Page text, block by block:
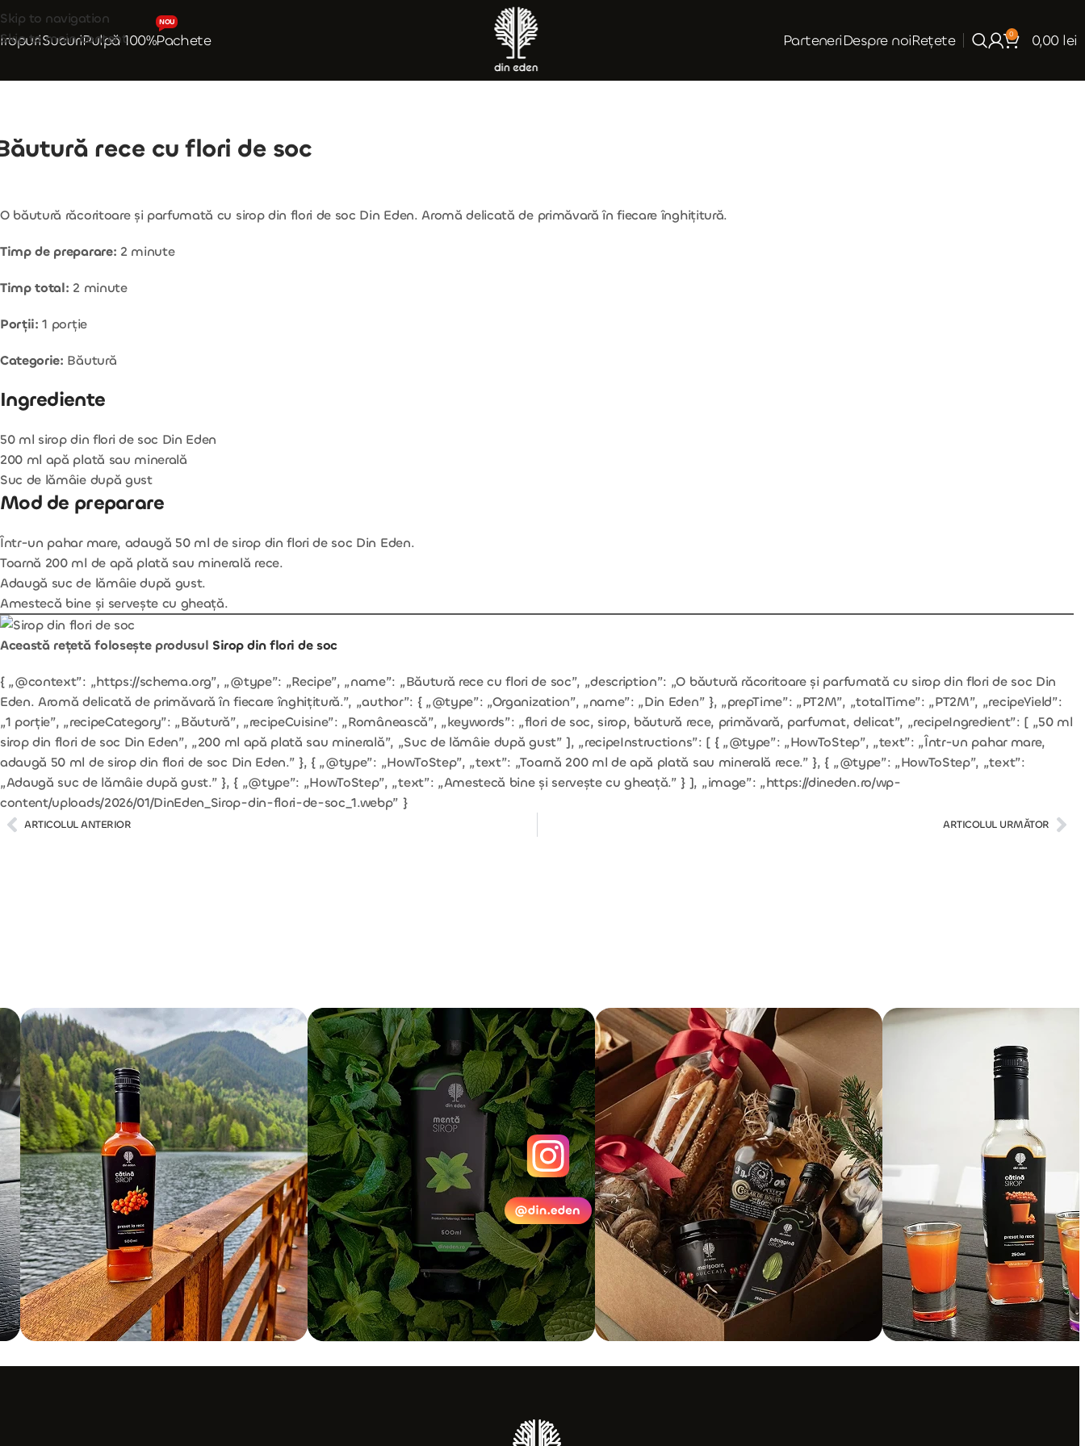
Skip to navigation
Skip to main content
SucuriPulpă 100%Pachete
NOU
ParteneriDespre noiRețete 0 0,00 lei
rece cu flori de soc
O băutură răcoritoare și parfumată cu sirop din flori de soc Din Eden. Aromă delicată de primăvară în fiecare înghițitură.
Timp de preparare: 2 minute
Timp total: 2 minute
Porții: 1 porție
Categorie: Băutură
Ingrediente
50 ml sirop din flori de soc Din Eden
200 ml apă plată sau minerală
Suc de lămâie după gust
Mod de preparare
Într-un pahar mare, adaugă 50 ml de sirop din flori de soc Din Eden.
Toarnă 200 ml de apă plată sau minerală rece.
Adaugă suc de lămâie după gust.
Amestecă bine și servește cu gheață.
Această rețetă folosește produsul Sirop din flori de soc
{ „@context”: „https://schema.org”, „@type”: „Recipe”, „name”: „Băutură rece cu flori de soc”, „description”: „O băutură răcoritoare și parfumată cu sirop din flori de soc Din
Eden. Aromă delicată de primăvară în fiecare înghițitură.”, „author”: { „@type”: „Organization”, „name”: „Din Eden” }, „prepTime”: „PT2M”, „totalTime”: „PT2M”, „recipeYield”:
„1 porție”, „recipeCategory”: „Băutură”, „recipeCuisine”: „Românească”, „keywords”: „flori de soc, sirop, băutură rece, primăvară, parfumat, delicat”, „recipeIngredient”: [ „50 ml
sirop din flori de soc Din Eden”, „200 ml apă plată sau minerală”, „Suc de lămâie după gust” ], „recipeInstructions”: [ { „@type”: „HowToStep”, „text”: „Într-un pahar mare,
adaugă 50 ml de sirop din flori de soc Din Eden.” }, { „@type”: „HowToStep”, „text”: „Toarnă 200 ml de apă plată sau minerală rece.” }, { „@type”: „HowToStep”, „text”:
„Adaugă suc de lămâie după gust.” }, { „@type”: „HowToStep”, „text”: „Amestecă bine și servește cu gheață.” } ], „image”: „https://dineden.ro/wp-
content/uploads/2026/01/DinEden_Sirop-din-flori-de-soc_1.webp” }
ARTICOLUL ANTERIOR ARTICOLUL URMĂTOR